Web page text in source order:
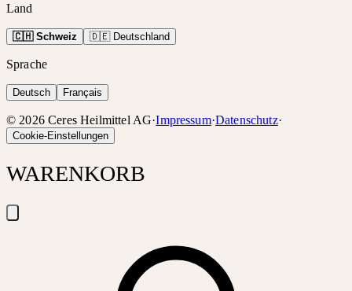
Land
🇨🇭 Schweiz 🇩🇪 Deutschland
Sprache
Deutsch Français
© 2026 Ceres Heilmittel AG·Impressum·Datenschutz·
Cookie-Einstellungen
WARENKORB